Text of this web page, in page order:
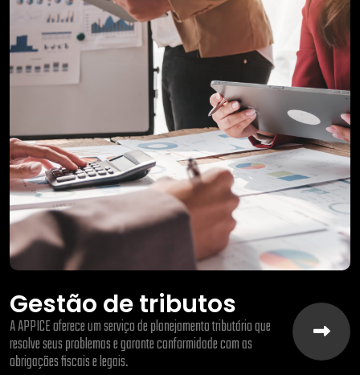
Gestão de tributos
A APPICE oferece um serviço de planejamento tributário que
resolve seus problemas e garante conformidade com as
obrigações fiscais e legais.